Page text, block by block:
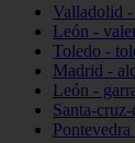
Valladolid
León -
Toledo -
Madrid -
León -
Santa-